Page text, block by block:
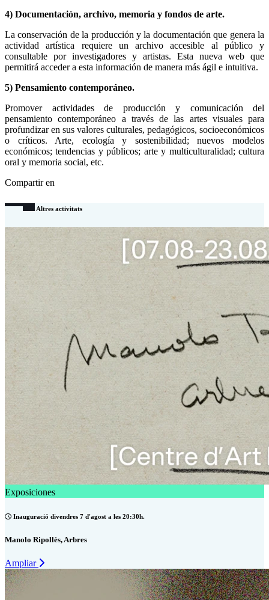
4) Documentación, archivo, memoria y fondos de arte.
La conservación de la producción y la documentación que genera la
actividad artística requiere un archivo accesible al público y
consultable por investigadores y artistas. Esta nueva web que
permitirá acceder a esta información de manera más ágil e intuitiva.
5) Pensamiento contemporáneo.
Promover actividades de producción y comunicación del
pensamiento contemporáneo a través de las artes visuales para
profundizar en sus valores culturales, pedagógicos, socioeconómicos
o críticos. Arte, ecología y sostenibilidad; nuevos modelos
económicos; tendencias y públicos; arte y multiculturalidad; cultura
oral y memoria social, etc.
Compartir en
Altres activitats
Exposiciones
Inauguració divendres 7 d'agost a les 20:30h.
Manolo Ripollès, Arbres
Ampliar